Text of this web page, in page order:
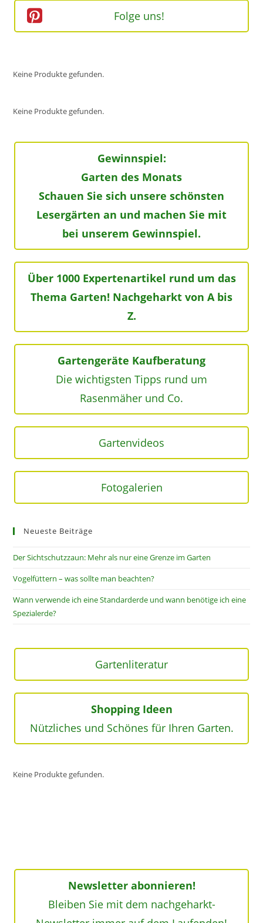
Folge uns!
Keine Produkte gefunden.
Keine Produkte gefunden.
Gewinnspiel:
Garten des Monats
Schauen Sie sich unsere schönsten
Lesergärten an und machen Sie mit
bei unserem Gewinnspiel.
Über 1000 Expertenartikel rund um das
Thema Garten! Nachgeharkt von A bis
Z.
Gartengeräte Kaufberatung
Die wichtigsten Tipps rund um
Rasenmäher und Co.
Gartenvideos
Fotogalerien
Neueste Beiträge
Der Sichtschutzzaun: Mehr als nur eine Grenze im Garten
Vogelfüttern – was sollte man beachten?
Wann verwende ich eine Standarderde und wann benötige ich eine
Spezialerde?
Gartenliteratur
Shopping Ideen
Nützliches und Schönes für Ihren Garten.
Keine Produkte gefunden.
Newsletter abonnieren!
Bleiben Sie mit dem nachgeharkt-